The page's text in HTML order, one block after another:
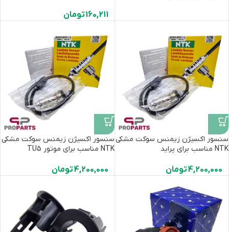
160,211تومان
سنسور اکسیژن زیمنس سوکت مشکی
NTK مناسب برای پراید
4,200,000تومان
سنسور اکسیژن زیمنس سوکت مشکی
NTK مناسب برای موتور TU5
4,200,000تومان